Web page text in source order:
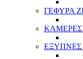
ΓΕΦΥΡΑ
ΚΑΜΕΡΕΣ
ΕΞΥΠΝΕΣ